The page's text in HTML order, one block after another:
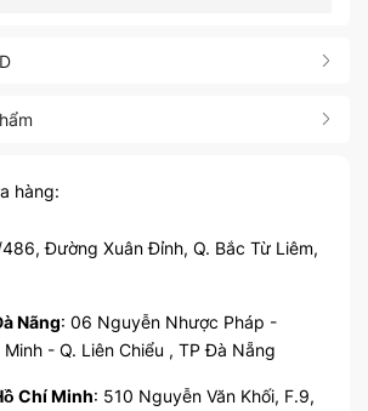
hàng:
Đường Xuân Đỉnh, Q. Bắc Từ Liêm,
Nãng: 06 Nguyễn Nhược Pháp -
- Q. Liên Chiểu , TP Đà Nẵng
Chí Minh: 510 Nguyễn Văn Khối, F.9,